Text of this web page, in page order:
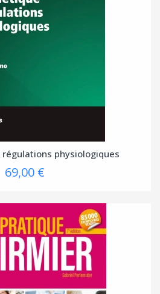
physiologiques
69,00 €